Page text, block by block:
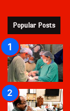
Popular Posts